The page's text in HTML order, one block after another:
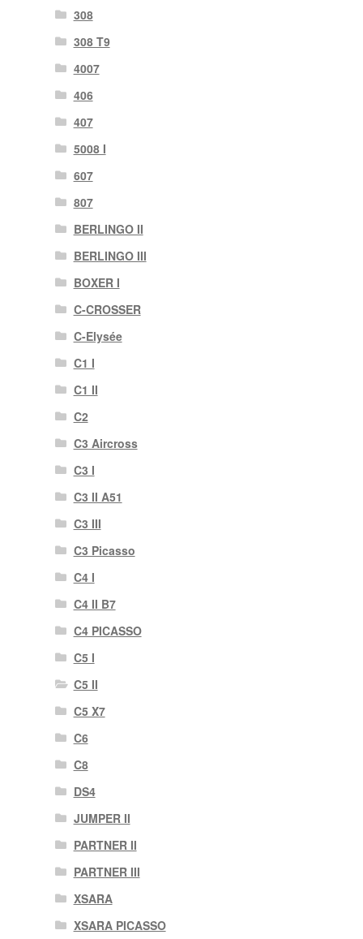
308
308 T9
4007
406
407
5008 I
607
807
BERLINGO II
BERLINGO III
BOXER I
C-CROSSER
C-Elysée
C1 I
C1 II
C2
C3 Aircross
C3 I
C3 II A51
C3 III
C3 Picasso
C4 I
C4 II B7
C4 PICASSO
C5 I
C5 II
C5 X7
C6
C8
DS4
JUMPER II
PARTNER II
PARTNER III
XSARA
XSARA PICASSO